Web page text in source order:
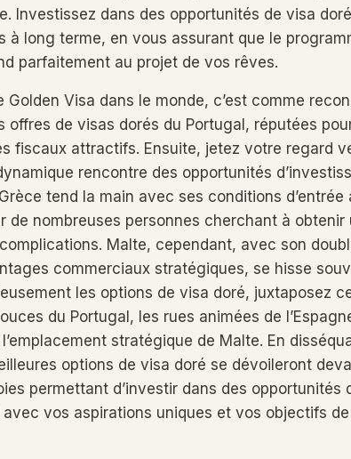
Investissez dans des opportunités de visa
à long terme, en vous assurant que le
parfaitement au projet de vos rêves.
Golden Visa dans le monde, c’est comme
offres de visas dorés du Portugal, réputées
fiscaux attractifs. Ensuite, jetez votre regard
rencontre des opportunités
tend la main avec ses conditions d’entrée
de nombreuses personnes cherchant à obtenir
Malte, cependant, avec son
commerciaux stratégiques, se hisse
les options de visa doré, juxtaposez
du Portugal, les rues animées de
stratégique de Malte. En
options de visa doré se dévoileront
permettant d’investir dans des opportunités
avec vos aspirations uniques et vos objectifs